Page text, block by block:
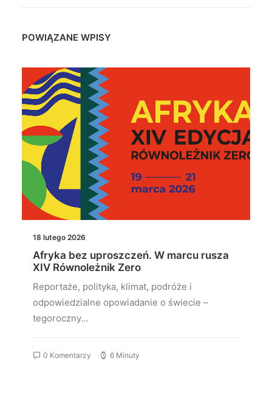
POWIĄZANE WPISY
18 lutego 2026
Afryka bez uproszczeń. W marcu rusza
XIV Równoleżnik Zero
Reportaże, polityka, klimat, podróże i
odpowiedzialne opowiadanie o świecie –
tegoroczny…
0 Komentarzy 6 Minuty